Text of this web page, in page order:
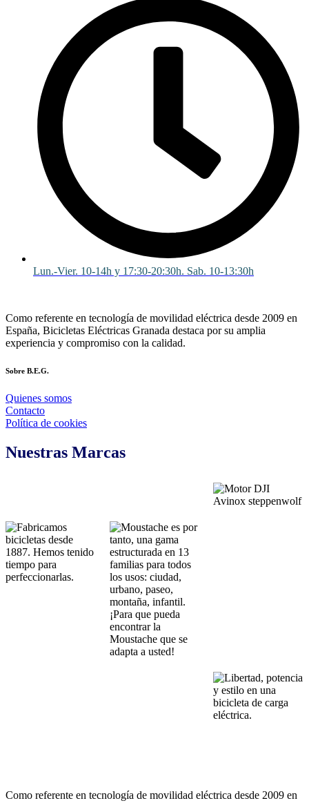
Lun.-Vier. 10-14h y 17:30-20:30h. Sab. 10-13:30h
Como referente en tecnología de movilidad eléctrica desde 2009 en
España, Bicicletas Eléctricas Granada destaca por su amplia
experiencia y compromiso con la calidad.
Sobre B.E.G.
Quienes somos
Contacto
Política de cookies
Nuestras Marcas
Como referente en tecnología de movilidad eléctrica desde 2009 en